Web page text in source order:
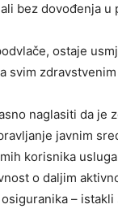
bez dovođenja
ostaje
svim
naglasiti da je
javnim
korisnika
o daljim
– istakli